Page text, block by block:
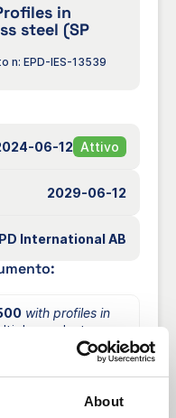
About
in
steel (SP
n: EPD-IES-13539
06-12 Attivo
2029-06-12
International AB
with profiles in
products,
of the product
are described in
by the EPD”.